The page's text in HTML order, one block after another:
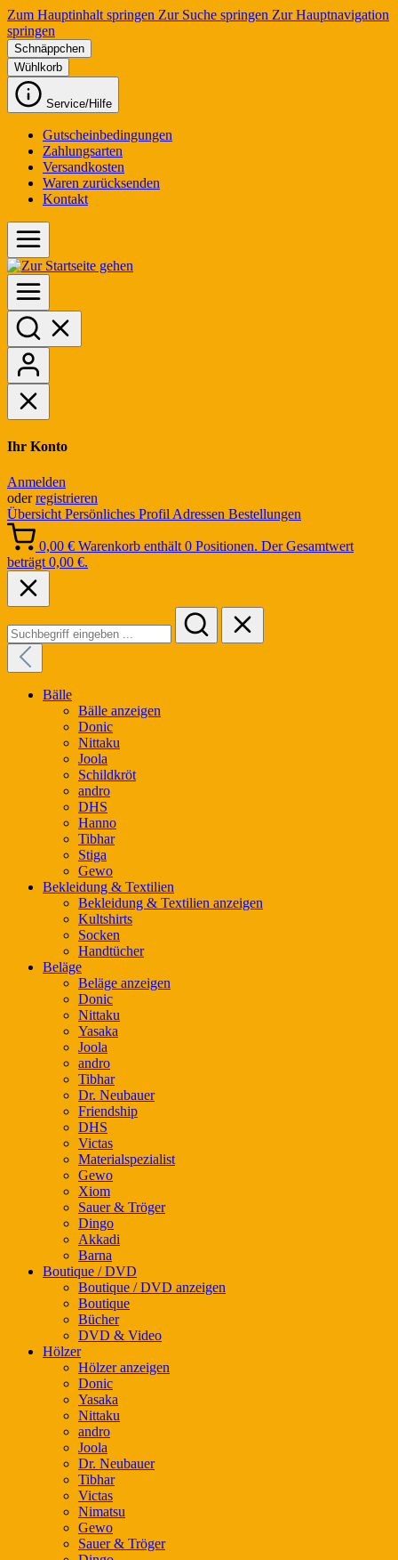
Zum Hauptinhalt springen Zur Suche springen Zur Hauptnavigation
springen
Schnäppchen
Wühlkorb
Service/Hilfe
Gutscheinbedingungen
Zahlungsarten
Versandkosten
Waren zurücksenden
Kontakt
Ihr Konto
Anmelden
oderregistrieren
Übersicht Persönliches Profil Adressen Bestellungen
0,00 € Warenkorb enthält 0 Positionen. Der Gesamtwert
beträgt 0,00 €.
Bälle
Bälle anzeigen
Donic
Nittaku
Joola
Schildkröt
andro
DHS
Hanno
Tibhar
Stiga
Gewo
Bekleidung & Textilien
Bekleidung & Textilien anzeigen
Kultshirts
Socken
Handtücher
Beläge
Beläge anzeigen
Donic
Nittaku
Yasaka
Joola
andro
Tibhar
Dr. Neubauer
Friendship
DHS
Victas
Materialspezialist
Gewo
Xiom
Sauer & Tröger
Dingo
Akkadi
Barna
Boutique / DVD
Boutique / DVD anzeigen
Boutique
Bücher
DVD & Video
Hölzer
Hölzer anzeigen
Donic
Yasaka
Nittaku
andro
Joola
Dr. Neubauer
Tibhar
Victas
Nimatsu
Gewo
Sauer & Tröger